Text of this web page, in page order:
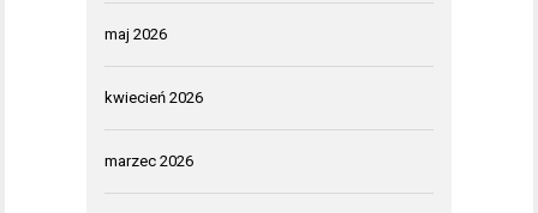
maj 2026
kwiecień 2026
marzec 2026